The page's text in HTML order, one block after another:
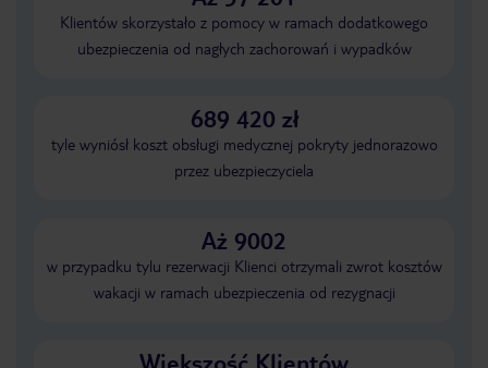
Klientów skorzystało z pomocy w ramach dodatkowego
ubezpieczenia od nagłych zachorowań i wypadków
689 420 zł
tyle wyniósł koszt obsługi medycznej pokryty jednorazowo
przez ubezpieczyciela
Aż 9002
w przypadku tylu rezerwacji Klienci otrzymali zwrot kosztów
wakacji w ramach ubezpieczenia od rezygnacji
Większość Klientów